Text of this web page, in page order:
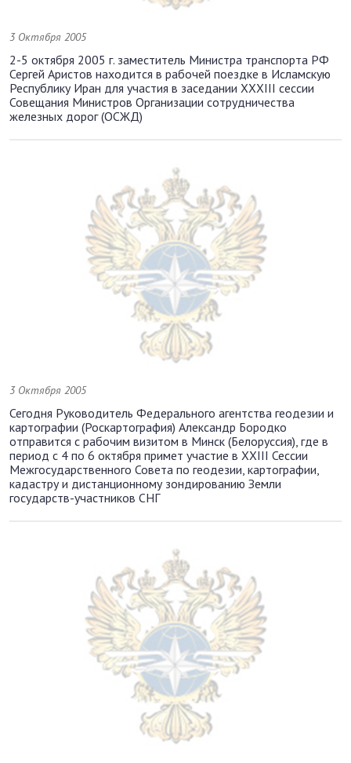
3 Октября 2005
2-5 октября 2005 г. заместитель Министра транспорта РФ
Сергей Аристов находится в рабочей поездке в Исламскую
Республику Иран для участия в заседании XXXIII сессии
Совещания Министров Организации сотрудничества
железных дорог (ОСЖД)
3 Октября 2005
Сегодня Руководитель Федерального агентства геодезии и
картографии (Роскартография) Александр Бородко
отправится с рабочим визитом в Минск (Белоруссия), где в
период с 4 по 6 октября примет участие в XXIII Сессии
Межгосударственного Совета по геодезии, картографии,
кадастру и дистанционному зондированию Земли
государств-участников СНГ